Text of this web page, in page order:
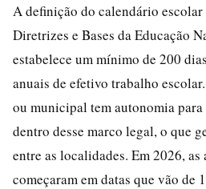
A definição do calendário
Diretrizes e Bases da Educação
estabelece um mínimo de 200
anuais de efetivo trabalho
ou municipal tem autonomia
dentro desse marco legal, o que
entre as localidades. Em 2026,
começaram em datas que vão de